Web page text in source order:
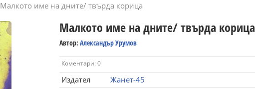
Малкото име на дните/ твърда корица
Малкото име на дните/ твърда корица
Автор: Александър Урумов
Коментари: 0
Издател
Жанет-45